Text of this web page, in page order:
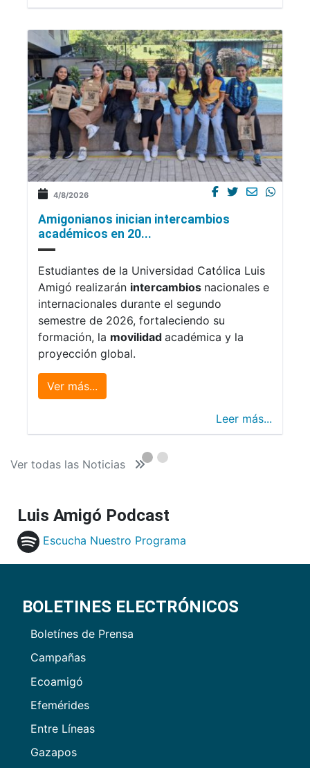
4/8/2026
Amigonianos inician intercambios
académicos en 20...
Estudiantes de la Universidad Católica Luis
Amigó realizarán intercambios nacionales e
internacionales durante el segundo
semestre de 2026, fortaleciendo su
formación, la movilidad académica y la
proyección global.
Ver más...
Leer más...
Ver todas las Noticias
Luis Amigó Podcast
Escucha Nuestro Programa
BOLETINES ELECTRÓNICOS
Boletínes de Prensa
Campañas
Ecoamigó
Efemérides
Entre Líneas
Gazapos